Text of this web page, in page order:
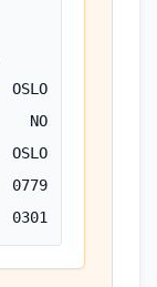
OSLO
NO
OSLO
0779
0301